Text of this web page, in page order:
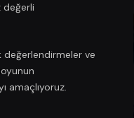
değerli
değerlendirmeler ve
amaçlıyoruz.